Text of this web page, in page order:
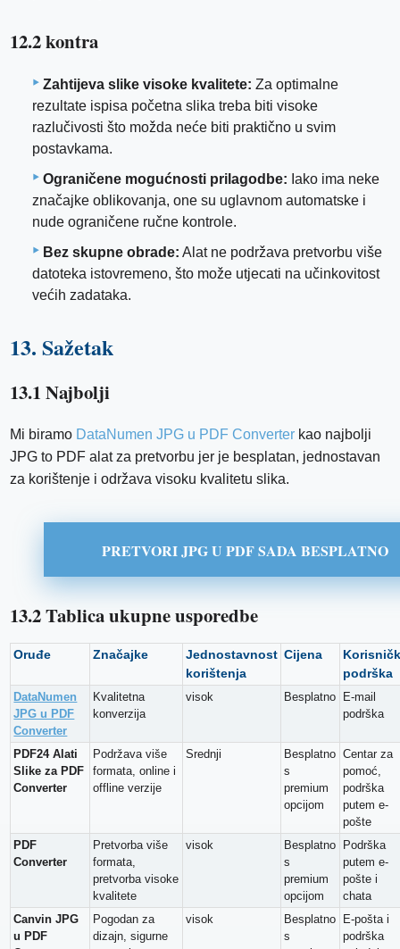
12.2 kontra
Zahtijeva slike visoke kvalitete: Za optimalne
rezultate ispisa početna slika treba biti visoke
razlučivosti što možda neće biti praktično u svim
postavkama.
Ograničene mogućnosti prilagodbe: Iako ima neke
značajke oblikovanja, one su uglavnom automatske i
nude ograničene ručne kontrole.
Bez skupne obrade: Alat ne podržava pretvorbu više
datoteka istovremeno, što može utjecati na učinkovitost
većih zadataka.
13. Sažetak
13.1 Najbolji
Mi biramo DataNumen JPG u PDF Converter kao najbolji
JPG to PDF alat za pretvorbu jer je besplatan, jednostavan
za korištenje i održava visoku kvalitetu slika.
PRETVORI JPG U PDF SADA BESPLATNO
13.2 Tablica ukupne usporedbe
Oruđe Značajke
Jednostavnost
korištenja
Cijena
podrška
DataNumen
JPG u PDF
Converter
Kvalitetna
konverzija
visok Besplatno
E-mail
podrška
PDF24 Alati
Slike za PDF
Converter
Podržava više
formata, online i
offline verzije
Srednji
Besplatno
s
premium
opcijom
Centar za
pomoć,
podrška
putem e-
pošte
PDF
Converter
Pretvorba više
formata,
pretvorba visoke
kvalitete
visok
Besplatno
s
premium
opcijom
Podrška
putem e-
pošte i
chata
Canvin JPG
u PDF
Pogodan za
dizajn, sigurne
visok
Besplatno
s
E-pošta i
podrška